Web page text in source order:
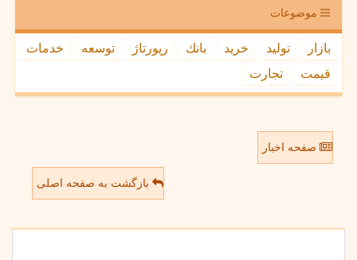
موضوعات
بازار تولید خرید بانك رپورتاژ توسعه
خدمات
قیمت
تجارت
صفحه اخبار
بازگشت به صفحه اصلی